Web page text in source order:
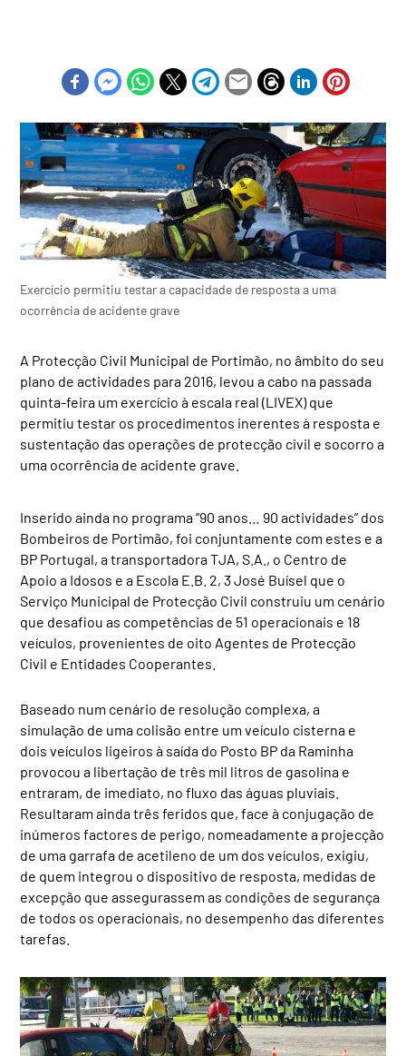
Exercício permitiu testar a capacidade de resposta a uma
ocorrência de acidente grave
A Protecção Civil Municipal de Portimão, no âmbito do seu
plano de actividades para 2016, levou a cabo na passada
quinta-feira um exercício à escala real (LIVEX) que
permitiu testar os procedimentos inerentes à resposta e
sustentação das operações de protecção civil e socorro a
uma ocorrência de acidente grave.
Inserido ainda no programa “90 anos… 90 actividades” dos
Bombeiros de Portimão, foi conjuntamente com estes e a
BP Portugal, a transportadora TJA, S.A., o Centro de
Apoio a Idosos e a Escola E.B. 2, 3 José Buísel que o
Serviço Municipal de Protecção Civil construiu um cenário
que desafiou as competências de 51 operacionais e 18
veículos, provenientes de oito Agentes de Protecção
Civil e Entidades Cooperantes.
Baseado num cenário de resolução complexa, a
simulação de uma colisão entre um veículo cisterna e
dois veículos ligeiros à saída do Posto BP da Raminha
provocou a libertação de três mil litros de gasolina e
entraram, de imediato, no fluxo das águas pluviais.
Resultaram ainda três feridos que, face à conjugação de
inúmeros factores de perigo, nomeadamente a projecção
de uma garrafa de acetileno de um dos veículos, exigiu,
de quem integrou o dispositivo de resposta, medidas de
excepção que assegurassem as condições de segurança
de todos os operacionais, no desempenho das diferentes
tarefas.